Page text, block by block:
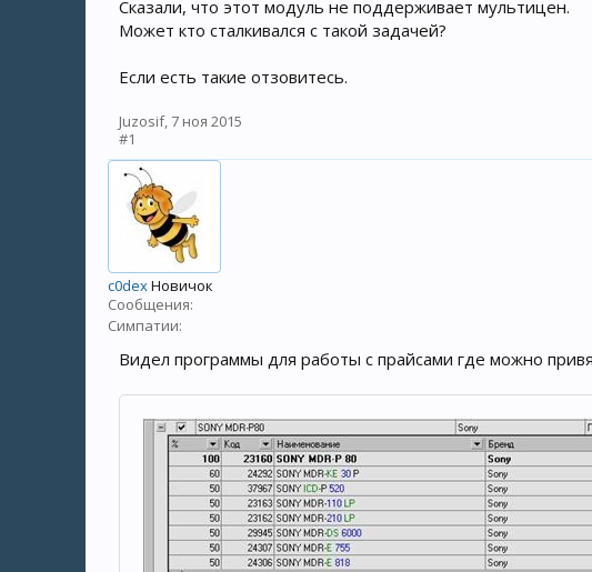
Сказали, что этот модуль не поддерживает мультицен.
Может кто сталкивался с такой задачей?
Если есть такие отзовитесь.
Juzosif,7 ноя 2015
#1
c0dexНовичок
Сообщения:
Симпатии:
Видел программы для работы с прайсами где можно